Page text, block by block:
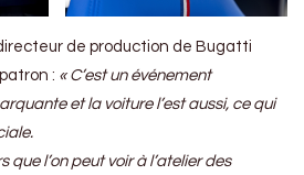
de production de Bugatti
: « C’est un événement
et la voiture l’est aussi, ce qui
que l’on peut voir à l’atelier des